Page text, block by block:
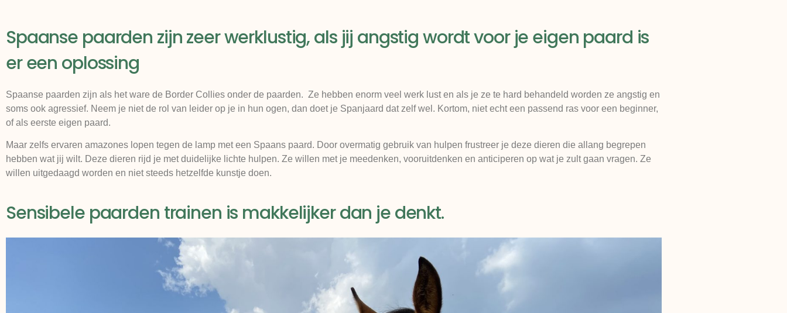
Spaanse paarden zijn zeer werklustig, als jij angstig wordt voor je eigen paard is
er een oplossing
Spaanse paarden zijn als het ware de Border Collies onder de paarden. Ze hebben enorm veel werk lust en als je ze te hard behandeld worden ze angstig en
soms ook agressief. Neem je niet de rol van leider op je in hun ogen, dan doet je Spanjaard dat zelf wel. Kortom, niet echt een passend ras voor een beginner,
of als eerste eigen paard.
Maar zelfs ervaren amazones lopen tegen de lamp met een Spaans paard. Door overmatig gebruik van hulpen frustreer je deze dieren die allang begrepen
hebben wat jij wilt. Deze dieren rijd je met duidelijke lichte hulpen. Ze willen met je meedenken, vooruitdenken en anticiperen op wat je zult gaan vragen. Ze
willen uitgedaagd worden en niet steeds hetzelfde kunstje doen.
Sensibele paarden trainen is makkelijker dan je denkt.